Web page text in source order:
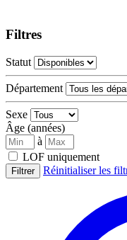
Filtres
Statut
Département
Sexe
Âge (années)
à
LOF uniquement
Filtrer Réinitialiser les